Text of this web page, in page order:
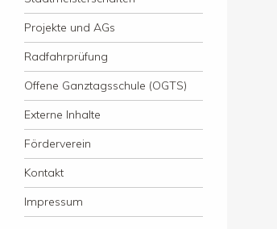
Projekte und AGs
Radfahrprüfung
Offene Ganztagsschule (OGTS)
Externe Inhalte
Förderverein
Kontakt
Impressum